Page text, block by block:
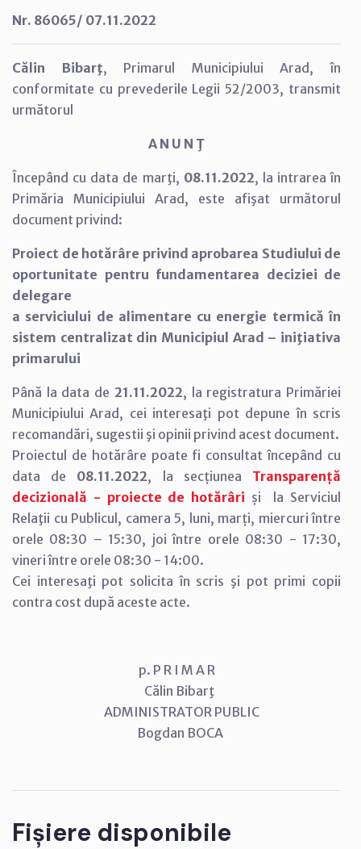
Nr. 86065/ 07.11.2022
Călin Bibarţ, Primarul Municipiului Arad, în
conformitate cu prevederile Legii 52/2003, transmit
următorul
A N U N Ţ
Începând cu data de marţi, 08.11.2022, la intrarea în
Primăria Municipiului Arad, este afişat următorul
document privind:
Proiect de hotărâre privind aprobarea Studiului de
oportunitate pentru fundamentarea deciziei de
delegare
a serviciului de alimentare cu energie termică în
sistem centralizat din Municipiul Arad – iniţiativa
primarului
Până la data de 21.11.2022, la registratura Primăriei
Municipiului Arad, cei interesaţi pot depune în scris
recomandări, sugestii şi opinii privind acest document.
Proiectul de hotărâre poate fi consultat începând cu
data de 08.11.2022, la secțiunea Transparență
decizională - proiecte de hotărâri și la Serviciul
Relaţii cu Publicul, camera 5, luni, marți, miercuri între
orele 08:30 – 15:30, joi între orele 08:30 - 17:30,
vineri între orele 08:30 - 14:00.
Cei interesaţi pot solicita în scris şi pot primi copii
contra cost după aceste acte.
p. P R I M A R
Călin Bibarţ
ADMINISTRATOR PUBLIC
Bogdan BOCA
Fișiere disponibile